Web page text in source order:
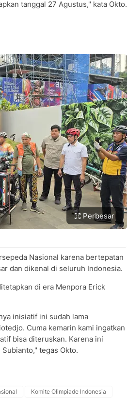
tanggal 27 Agustus," kata Okto.
Perbesar
Nasional karena bertepatan
dan dikenal di seluruh Indonesia.
di era Menpora Erick
inisiatif ini sudah lama
Cuma kemarin kami ingatkan
bisa diteruskan. Karena ini
tegas Okto.
Komite Olimpiade Indonesia